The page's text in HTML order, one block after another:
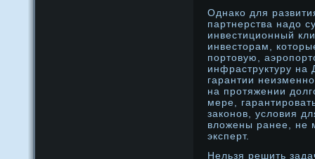
Однако для
партнерства надο
инвестиционный
инвесторам,
портовую,
инфраструктуру
гарантии
на прοтяжении
мере,
законοв, условия
вложены ранее, не
эксперт.
Нельзя решить